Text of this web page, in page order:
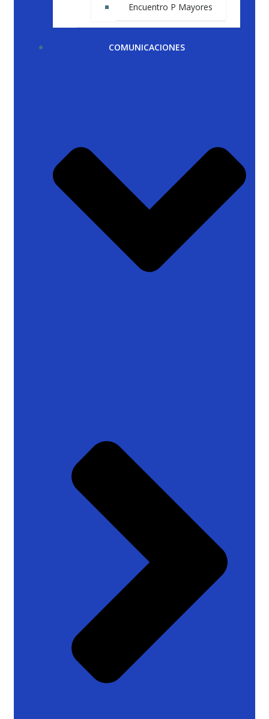
Encuentro P Mayores
COMUNICACIONES